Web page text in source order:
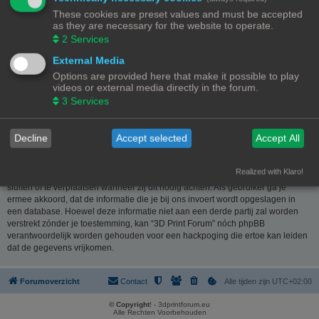
website www.phpbb.nl
. De phpBB-software maakt internetgebaseerde
discussies mogelijk. phpBB Limited is niet verantwoordelijk voor wat wordt
toegestaan of juist geweigerd als toelaatbare inhoud en/of gedrag. Meer
informatie over phpBB kun je vinden op
Nederlandstalige website
Je verklaart geen berichten te plaatsen die kwetsend, obsceen, vulgair,
lasterlijk, haatdragend, dreigend, seksueel georiënteerd of enig ander
materiaal bevat die de wetten van je eigen land, het land waar “3D Print
van dergelijke berichten kan ertoe leiden dat je met onmiddellijke ingang en
permanent wordt verbannen van dit forum. Tevens kan je provider worden
ingelicht. De IP-adressen van alle berichten worden opgeslagen om deze
Forum” het recht heeft om ieder onderwerp te verwijderen, te wijzigen, te
sluiten of te verplaatsen wanneer zij dit nodig achten. Als gebruiker ga je
ermee akkoord, dat de informatie die je bij ons invoert wordt opgeslagen in
een database. Hoewel deze informatie niet aan een derde partij zal worden
verstrekt zónder je toestemming, kan “3D Print Forum” nóch phpBB
verantwoordelijk worden gehouden voor een hackpoging die ertoe kan leiden
dat de gegevens vrijkomen.
Forumoverzicht Alle tijden zijn UTC+02:00
Contact
© Copyright! - 3dprintforum.eu
Alle Rechten Voorbehouden
These cookies are preset values and must be accepted
as they are necessary for the website to operate.
2 Services
External Media
Options are provided here that make it possible to play
videos or external media directly in the forum.
3 Services
Decline Accept selected Accept All
Realized with Klaro!